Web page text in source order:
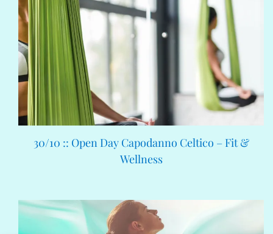
30/10 :: Open Day Capodanno Celtico – Fit &
Wellness